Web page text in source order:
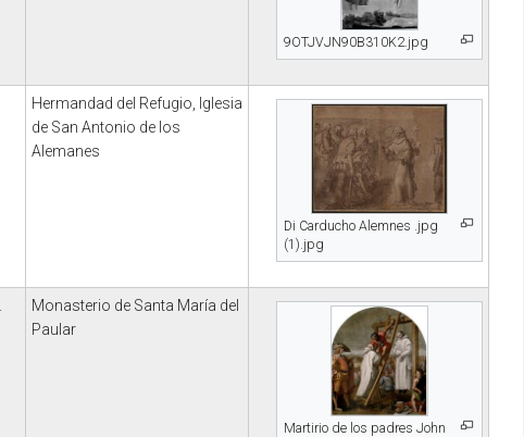
9OTJVJN90B310K2.jpg
Hermandad del Refugio, Iglesia
de San Antonio de los
Alemanes
Di Carducho Alemnes .jpg
(1).jpg
Monasterio de Santa María del
Paular
Martirio de los padres John